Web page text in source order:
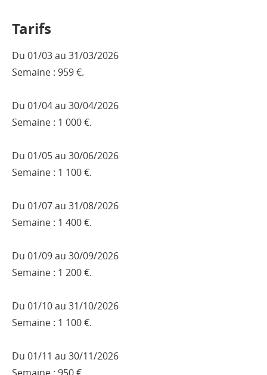
Tarifs
Du 01/03 au 31/03/2026
Semaine : 959 €.
Du 01/04 au 30/04/2026
Semaine : 1 000 €.
Du 01/05 au 30/06/2026
Semaine : 1 100 €.
Du 01/07 au 31/08/2026
Semaine : 1 400 €.
Du 01/09 au 30/09/2026
Semaine : 1 200 €.
Du 01/10 au 31/10/2026
Semaine : 1 100 €.
Du 01/11 au 30/11/2026